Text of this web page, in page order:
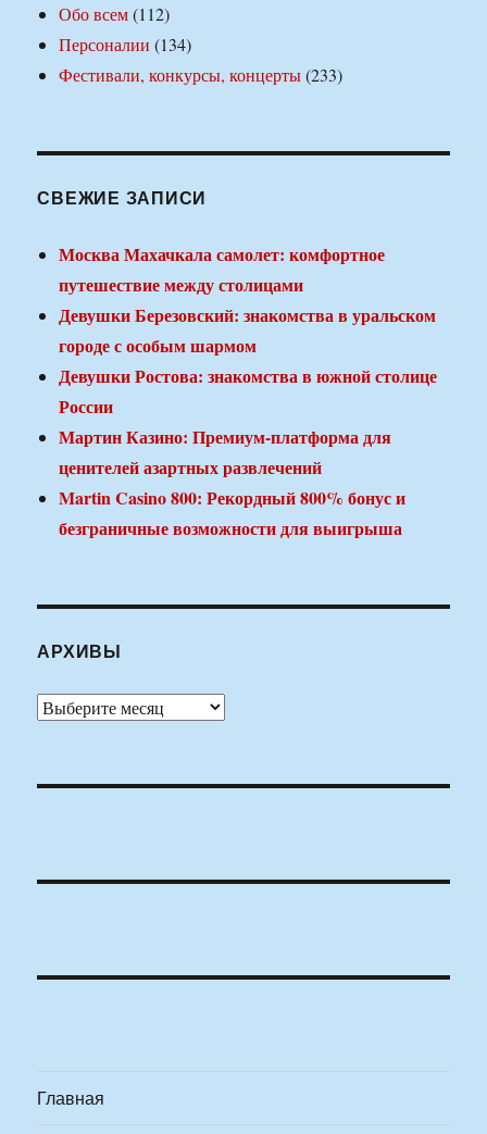
Обо всем(112)
Персоналии (134)
Фестивали, конкурсы, концерты(233)
СВЕЖИЕ ЗАПИСИ
Москва Махачкала самолет: комфортное
путешествие между столицами
Девушки Березовский: знакомства в уральском
городе с особым шармом
Девушки Ростова: знакомства в южной столице
России
Мартин Казино: Премиум-платформа для
ценителей азартных развлечений
Martin Casino 800: Рекордный 800% бонус и
безграничные возможности для выигрыша
АРХИВЫ
Архивы
Главная